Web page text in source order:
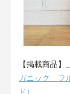
【掲載商品】
ガニック フ
ド）